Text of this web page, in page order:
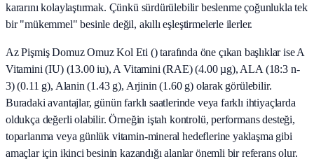
kararını kolaylaştırmak. Çünkü sürdürülebilir beslenme çoğunlukla tek
bir "mükemmel" besinle değil, akıllı eşleştirmelerle ilerler.
Az Pişmiş Domuz Omuz Kol Eti () tarafında öne çıkan başlıklar ise A
Vitamini (IU) (13.00 iu), A Vitamini (RAE) (4.00 µg), ALA (18:3 n-
3) (0.11 g), Alanin (1.43 g), Arjinin (1.60 g) olarak görülebilir.
Buradaki avantajlar, günün farklı saatlerinde veya farklı ihtiyaçlarda
oldukça değerli olabilir. Örneğin iştah kontrolü, performans desteği,
toparlanma veya günlük vitamin-mineral hedeflerine yaklaşma gibi
amaçlar için ikinci besinin kazandığı alanlar önemli bir referans olur.